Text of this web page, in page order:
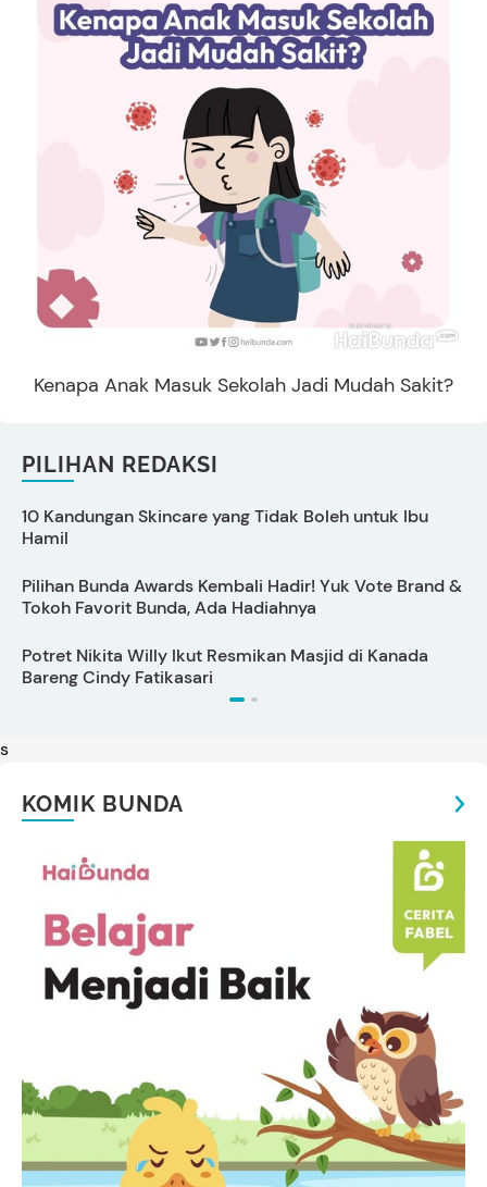
Kenapa Anak Masuk Sekolah Jadi Mudah Sakit?
PILIHAN REDAKSI
10 Kandungan Skincare yang Tidak Boleh untuk Ibu
Hamil
Pilihan Bunda Awards Kembali Hadir! Yuk Vote Brand &
Tokoh Favorit Bunda, Ada Hadiahnya
Potret Nikita Willy Ikut Resmikan Masjid di Kanada
Bareng Cindy Fatikasari
s
KOMIK BUNDA